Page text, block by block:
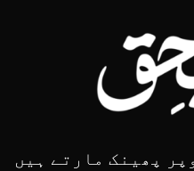
پھینک مارتے ہیں